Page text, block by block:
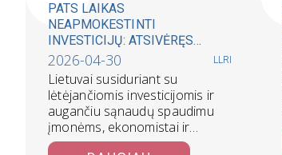
PATS LAIKAS
NEAPMOKESTINTI
INVESTICIJŲ: ATSIVĖRĘS
„PENSIJŲ LANGAS“ LEIDŽIA
VEIKTI DABAR
2026-04-30 LLRI
Lietuvai susiduriant su
lėtėjančiomis investicijomis ir
augančiu sąnaudų spaudimu
įmonėms, ekonomistai ir
verslo atstovai sutaria –